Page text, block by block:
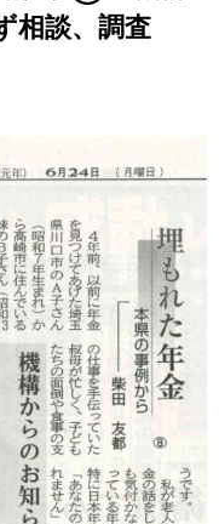
相談、調査